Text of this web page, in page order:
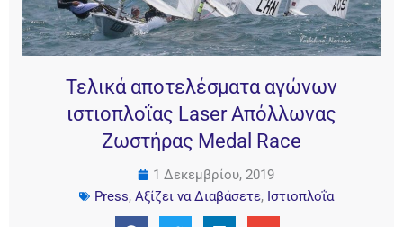
Τελικά αποτελέσματα αγώνων
ιστιοπλοΐας Laser Απόλλωνας
Ζωστήρας Medal Race
1 Δεκεμβρίου, 2019
Press, Αξίζει να Διαβάσετε, Ιστιοπλοΐα